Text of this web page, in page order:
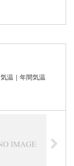
温｜年間気温